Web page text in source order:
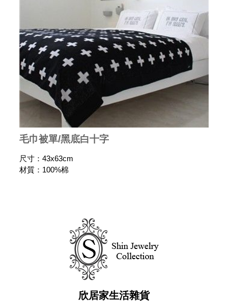
毛巾被單/黑底白十字
尺寸：43x63cm
材質：100%棉
欣居家生活雜貨